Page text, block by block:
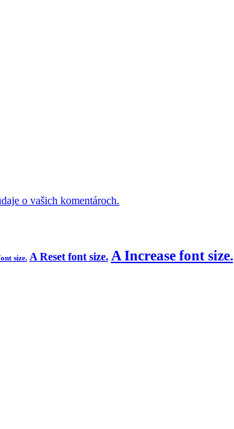
o vašich komentároch.
size. AReset font size. AIncrease font size.